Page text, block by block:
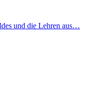
und die Lehren aus…